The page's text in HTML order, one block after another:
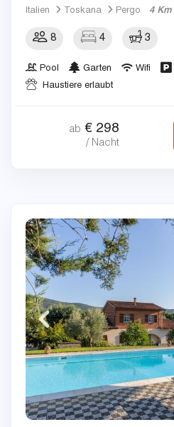
Italien Toskana Pergo 4 Km
8 4 3
Pool Garten Wifi
Haustiere erlaubt
ab € 298
/ Nacht